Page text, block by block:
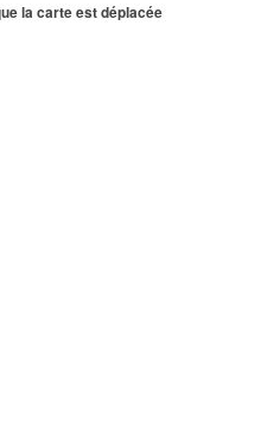
la carte est déplacée